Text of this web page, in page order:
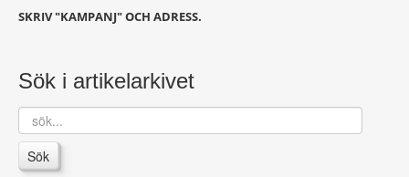
SKRIV "KAMPANJ" OCH ADRESS.
Sök i artikelarkivet
sök...
Sök